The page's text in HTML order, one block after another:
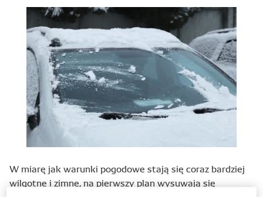
W miarę jak warunki pogodowe stają się coraz bardziej
wilgotne i zimne, na pierwszy plan wysuwają się